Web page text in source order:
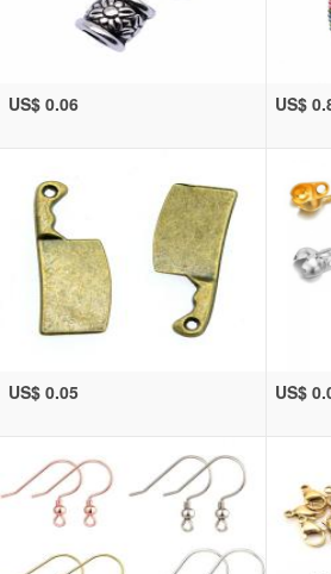
US$ 0.06 US$
US$ 0.05 US$